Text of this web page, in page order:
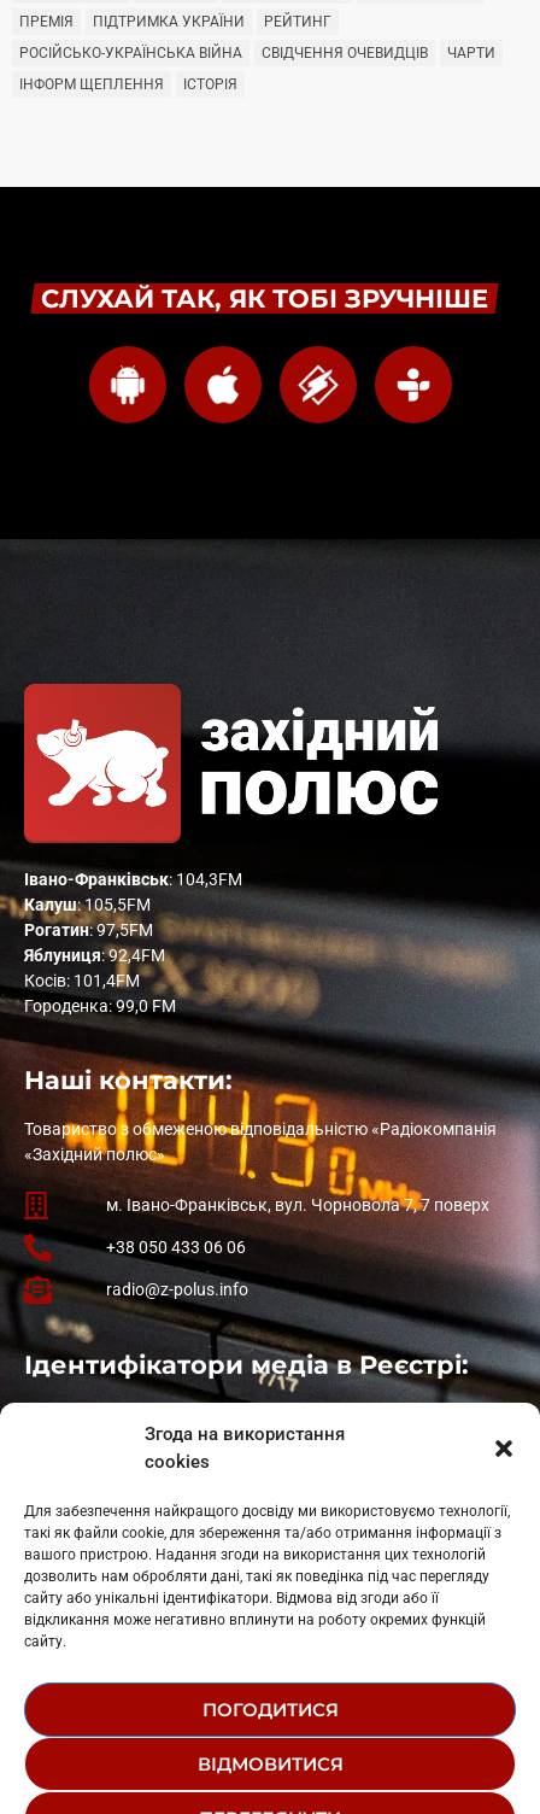
Згода на використання
cookies
Для забезпечення найкращого досвіду ми використовуємо технології,
такі як файли cookie, для збереження та/або отримання інформації з
вашого пристрою. Надання згоди на використання цих технологій
дозволить нам обробляти дані, такі як поведінка під час перегляду
сайту або унікальні ідентифікатори. Відмова від згоди або її
відкликання може негативно вплинути на роботу окремих функцій
сайту.
ПОГОДИТИСЯ
ВІДМОВИТИСЯ
ПРЕМІЯ
ПІДТРИМКА УКРАЇНИ
РЕЙТИНГ
РОСІЙСЬКО-УКРАЇНСЬКА ВІЙНА
СВІДЧЕННЯ ОЧЕВИДЦІВ
ЧАРТИ
ІНФОРМ ЩЕПЛЕННЯ
ІСТОРІЯ
СЛУХАЙ ТАК, ЯК ТОБІ ЗРУЧНІШЕ
Івано-Франківськ: 104,3FM
Калуш: 105,5FM
Рогатин: 97,5FM
Яблуниця: 92,4FM
Косів: 101,4FM
Городенка: 99,0 FM
Наші контакти:
Товариство з обмеженою відповідальністю «Радіокомпанія
«Західний полюс»
м. Івано-Франківськ, вул. Чорновола 7, 7 поверх
+38 050 433 06 06
radio@z-polus.info
Ідентифікатори медіа в Реєстрі:
: L11-01410
: L11-01801
Косів: L11-01805
Гарасимів: L11-02274
© 1995-2026 РК «ЗАХІДНИЙ ПОЛЮС»
РЕДАКЦІЙНИЙ СТАТУТ